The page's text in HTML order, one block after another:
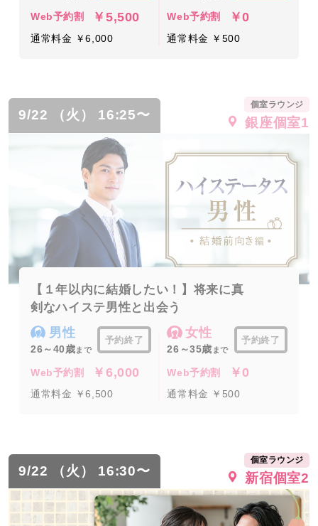
Web予約割 ￥5,500
通常料金 ￥6,000
Web予約割 ￥0
通常料金 ￥500
9/22 （火） 16:25〜
個室ラウンジ
銀座個室1
【１年以内に結婚したい！】将来に真
剣なハイステ男性と出会う
男性
26～40歳まで
予約終了
Web予約割 ￥6,000
通常料金 ￥6,500
女性
26～35歳 まで
予約終了
Web予約割 ￥0
通常料金 ￥500
9/22 （火） 16:30〜
個室ラウンジ
新宿個室2